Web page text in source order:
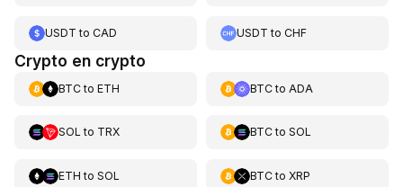
USDT to CAD USDT toCHF
Crypto en crypto
BTCto ETH BTCto ADA
SOL to TRX BTCto SOL
ETH to SOL BTCto XRP